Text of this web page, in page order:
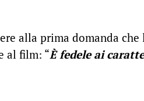
alla prima domanda che
al film: “È fedele ai